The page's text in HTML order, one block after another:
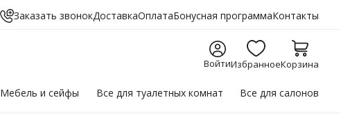
Заказать звонокДоставкаОплатаБонусная программаКонтакты
ВойтиИзбранноеКорзина
Мебельи сейфы Все для туалетных комнат Все для салонов